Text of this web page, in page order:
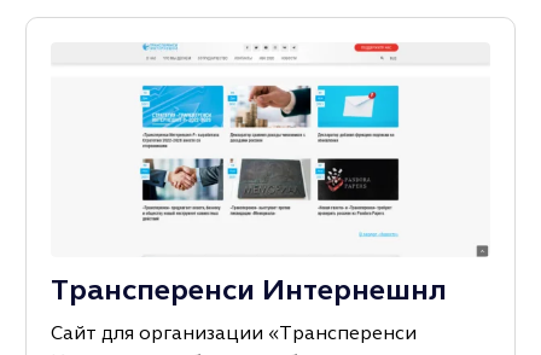
Трансперенси Интернешнл
Сайт для организации «Трансперенси